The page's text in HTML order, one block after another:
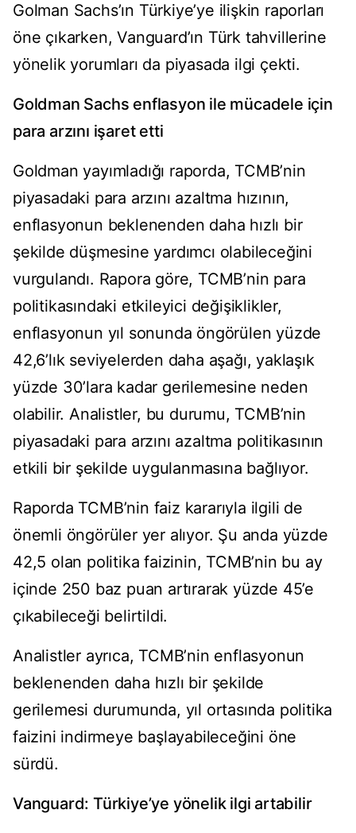
Golman Sachs’ın Türkiye’ye ilişkin raporları
öne çıkarken, Vanguard’ın Türk tahvillerine
yönelik yorumları da piyasada ilgi çekti.
Goldman Sachs enflasyon ile mücadele için
para arzını işaret etti
Goldman yayımladığı raporda, TCMB’nin
piyasadaki para arzını azaltma hızının,
enflasyonun beklenenden daha hızlı bir
şekilde düşmesine yardımcı olabileceğini
vurgulandı. Rapora göre, TCMB’nin para
politikasındaki etkileyici değişiklikler,
enflasyonun yıl sonunda öngörülen yüzde
42,6’lık seviyelerden daha aşağı, yaklaşık
yüzde 30’lara kadar gerilemesine neden
olabilir. Analistler, bu durumu, TCMB’nin
piyasadaki para arzını azaltma politikasının
etkili bir şekilde uygulanmasına bağlıyor.
Raporda TCMB’nin faiz kararıyla ilgili de
önemli öngörüler yer alıyor. Şu anda yüzde
42,5 olan politika faizinin, TCMB’nin bu ay
içinde 250 baz puan artırarak yüzde 45’e
çıkabileceği belirtildi.
Analistler ayrıca, TCMB’nin enflasyonun
beklenenden daha hızlı bir şekilde
gerilemesi durumunda, yıl ortasında politika
faizini indirmeye başlayabileceğini öne
sürdü.
Vanguard: Türkiye’ye yönelik ilgi artabilir